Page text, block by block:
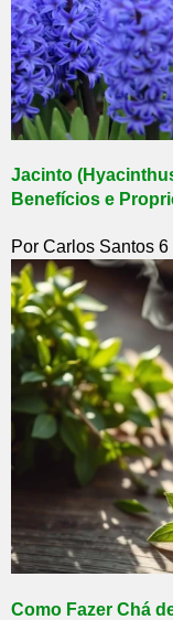
Jacinto
Benefícios e
Por Carlos Santos 6
Como Fazer Chá